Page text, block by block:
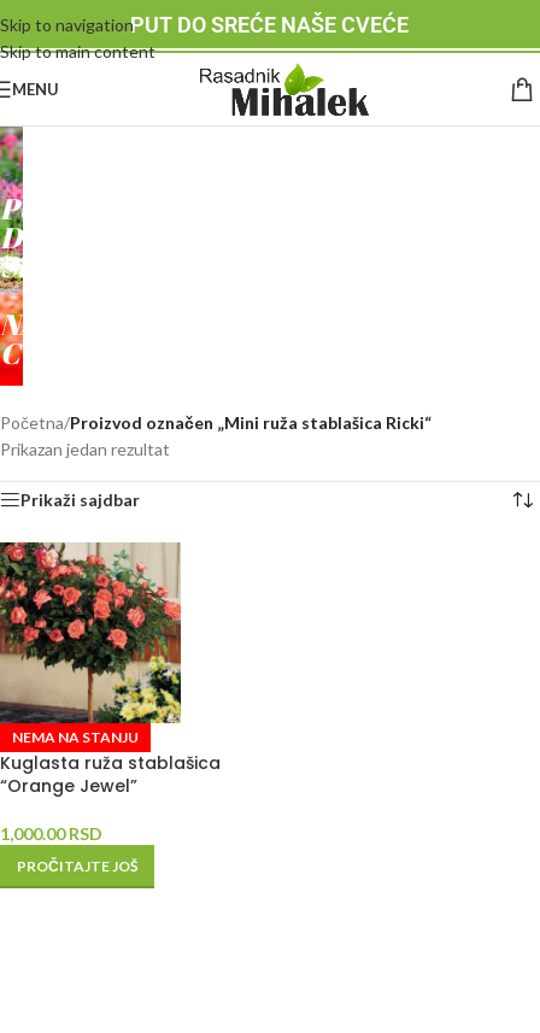
Skip to navigation
Skip to main content
PUT DO SREĆE NAŠE CVEĆE
MENU
RASADNIK
MIHALEK
PUT
DO
SREĆE
-
NAŠE
CVEĆE
Početna/Proizvod označen „Mini ruža stablašica Ricki“
Prikazan jedan rezultat
Prikaži sajdbar
NEMA NA STANJU
Kuglasta ruža stablašica
“Orange Jewel”
1,000.00RSD
PROČITAJTE JOŠ